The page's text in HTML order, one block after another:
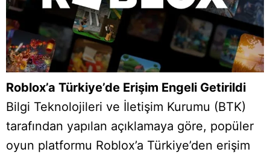
Roblox’a Türkiye’de Erişim Engeli Getirildi
Bilgi Teknolojileri ve İletişim Kurumu (BTK)
tarafından yapılan açıklamaya göre, popüler
oyun platformu Roblox’a Türkiye’den erişim